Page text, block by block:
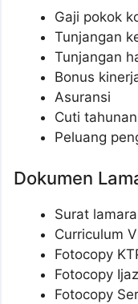
Gaji pokok
Tunjangan
Tunjangan
Bonus
Asuransi
Cuti tahunan
Peluang
Dokumen
Surat
Curriculum
Fotocopy
Fotocopy
Fotocopy